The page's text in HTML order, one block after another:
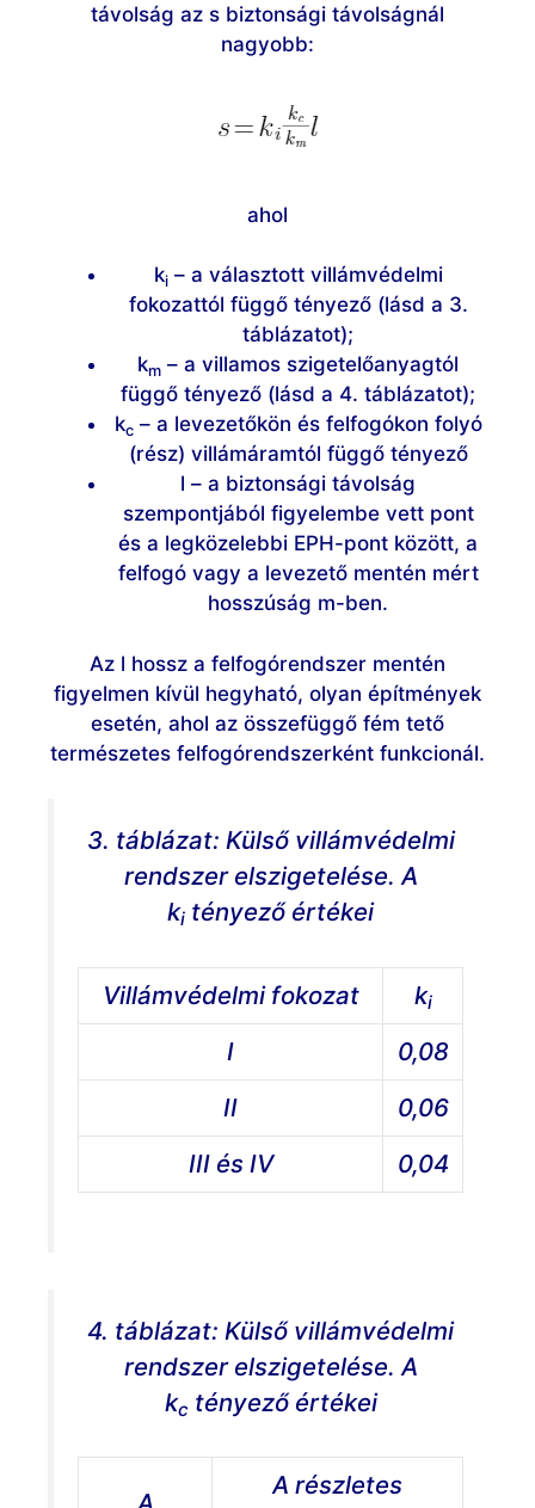
távolság az s biztonsági távolságnál
nagyobb:
ahol
ki– a választott villámvédelmi
fokozattól függő tényező (lásd a 3.
táblázatot);
km – a villamos szigetelőanyagtól
függő tényező (lásd a 4. táblázatot);
kc– a levezetőkön és felfogókon folyó
(rész) villámáramtól függő tényező
l – a biztonsági távolság
szempontjából figyelembe vett pont
és a legközelebbi EPH-pont között, a
felfogó vagy a levezető mentén mért
hosszúság m-ben.
Az l hossz a felfogórendszer mentén
figyelmen kívül hegyható, olyan építmények
esetén, ahol az összefüggő fém tető
természetes felfogórendszerként funkcionál.
3. táblázat: Külső villámvédelmi
rendszer elszigetelése. A
ki tényező értékei
Villámvédelmi fokozat ki
I
0,08
II
0,06
III és IV
0,04
4. táblázat: Külső villámvédelmi
rendszer elszigetelése. A
kctényező értékei
A részletes